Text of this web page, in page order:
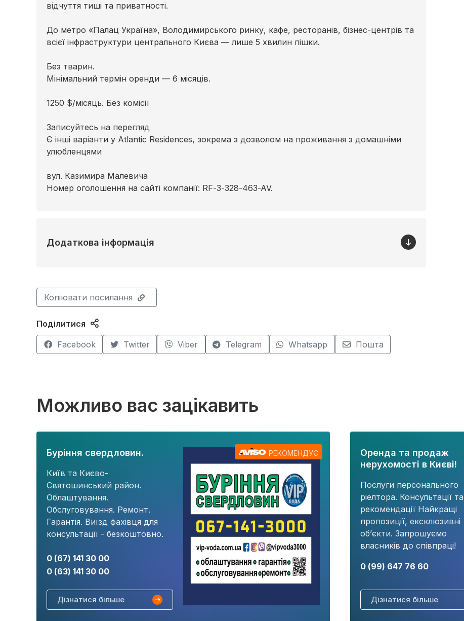
відчуття тиші та приватності.
До метро «Палац Україна», Володимирського ринку, кафе, ресторанів, бізнес-центрів та
всієї інфраструктури центрального Києва — лише 5 хвилин пішки.
Без тварин.
Мінімальний термін оренди — 6 місяців.
1250 $/місяць. Без комісії
Записуйтесь на перегляд
Є інші варіанти у Atlantic Residences, зокрема з дозволом на проживання з домашніми
улюбленцями
вул. Казимира Малевича
Номер оголошення на сайті компанії: RF-3-328-463-AV.
Додаткова інформація
Копіювати посилання
Поділитися
Facebook Twitter Viber Telegram Whatsapp Пошта
Можливо вас зацікавить
Буріння свердловин.
Київ та Києво-
Святошинський район.
Облаштування.
Обслуговування. Ремонт.
Гарантія. Виїзд фахівця для
консультації - безкоштовно.
0 (67) 141 30 00
0 (63) 141 30 00
Дізнатися більше
РЕКОМЕНДУЄ
Оренда та продаж
нерухомості в Києві!
Послуги персонального
ріелтора. Консультації та
рекомендації Найкращі
пропозиції, ексклюзивні
об’єкти. Запрошуємо
власників до співпраці!
0 (99) 647 76 60
Дізнатися більше